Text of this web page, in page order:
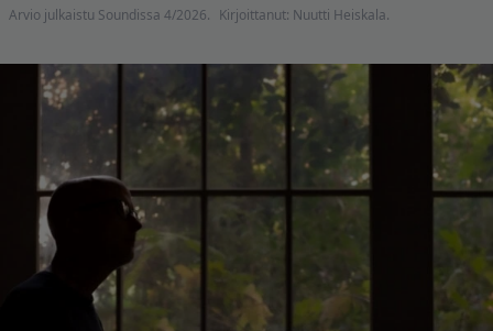
Arvio julkaistu Soundissa 4/2026. Kirjoittanut: Nuutti Heiskala.